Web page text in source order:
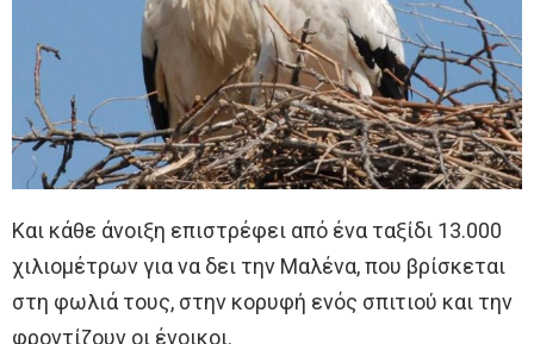
Και κάθε άνοιξη επιστρέφει από ένα ταξίδι 13.000
χιλιομέτρων για να δει την Μαλένα, που βρίσκεται
στη φωλιά τους, στην κορυφή ενός σπιτιού και την
φροντίζουν οι ένοικοι.